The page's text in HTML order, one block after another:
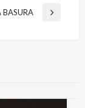
BASURA